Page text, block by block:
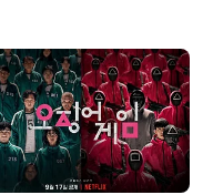
Not Pass라는 부분이 있는